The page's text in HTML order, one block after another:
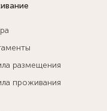
размещения
проживания